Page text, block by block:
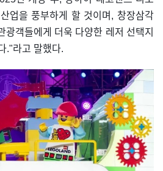
업을 풍부하게 할 것이며, 창장삼각
객들에게 더욱 다양한 레저 선택지
."라고 말했다.